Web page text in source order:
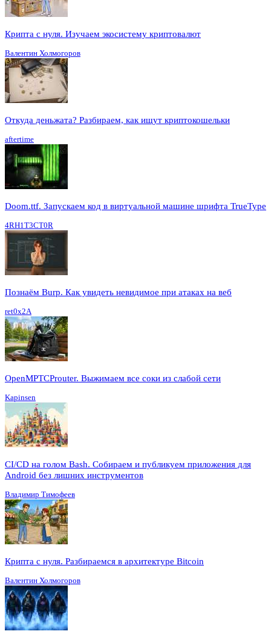
Крипта с нуля. Изучаем экосистему криптовалют
Валентин Холмогоров
Откуда деньжата? Разбираем, как ищут криптокошельки
aftertime
Doom.ttf. Запускаем код в виртуальной машине шрифта TrueType
4RH1T3CT0R
Познаём Burp. Как увидеть невидимое при атаках на веб
ret0x2A
OpenMPTCProuter. Выжимаем все соки из слабой сети
Kapinsen
CI/CD на голом Bash. Собираем и публикуем приложения для
Android без лишних инструментов
Владимир Тимофеев
Крипта с нуля. Разбираемся в архитектуре Bitcoin
Валентин Холмогоров